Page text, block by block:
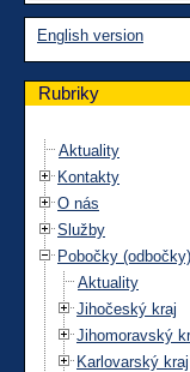
English version
Rubriky
Aktuality
Kontakty
O nás
Služby
Pobočky (odbočky)
Aktuality
Jihočeský kraj
Jihomoravský
Karlovarský kraj